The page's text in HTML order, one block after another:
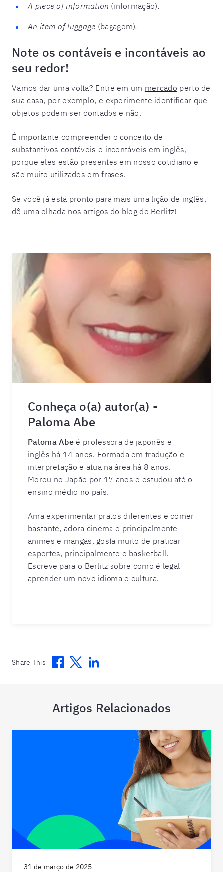
A piece of information (informação).
An item of luggage (bagagem).
Note os contáveis e incontáveis ao
seu redor!
Vamos dar uma volta? Entre em um mercado perto de
sua casa, por exemplo, e experimente identificar que
objetos podem ser contados e não.
É importante compreender o conceito de
substantivos contáveis e incontáveis em inglês,
porque eles estão presentes em nosso cotidiano e
são muito utilizados emfrases.
Se você já está pronto para mais uma lição de inglês,
dê uma olhada nos artigos do blog do Berlitz!
Conheça o(a) autor(a) -
Paloma Abe
Paloma Abe é professora de japonês e
inglês há 14 anos. Formada em tradução e
interpretação e atua na área há 8 anos.
Morou no Japão por 17 anos e estudou até o
ensino médio no país.
Ama experimentar pratos diferentes e comer
bastante, adora cinema e principalmente
animes e mangás, gosta muito de praticar
esportes, principalmente o basketball.
Escreve para o Berlitz sobre como é legal
aprender um novo idioma e cultura.
Share This Facebook
TwitterLinkedin
Artigos Relacionados
31 de março de 2025